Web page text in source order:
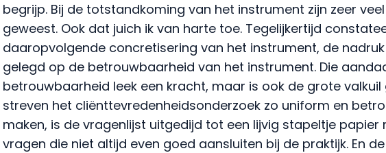
begrijp. Bij de totstandkoming van het instrument zijn zeer
geweest. Ook dat juich ik van harte toe. Tegelijkertijd
daaropvolgende concretisering van het instrument, de
gelegd op de betrouwbaarheid van het instrument. Die
betrouwbaarheid leek een kracht, maar is ook de grote valkuil
streven het cliënttevredenheidsonderzoek zo uniform en
maken, is de vragenlijst uitgedijd tot een lijvig stapeltje
vragen die niet altijd even goed aansluiten bij de praktijk. En